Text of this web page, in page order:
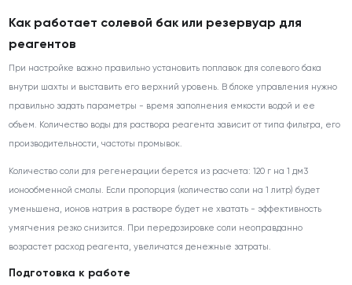
Как работает солевой бак или резервуар для
реагентов
При настройке важно правильно установить поплавок для солевого бака
внутри шахты и выставить его верхний уровень. В блоке управления нужно
правильно задать параметры - время заполнения емкости водой и ее
объем. Количество воды для раствора реагента зависит от типа фильтра, его
производительности, частоты промывок.
Количество соли для регенерации берется из расчета: 120 г на 1 дм3
ионообменной смолы. Если пропорция (количество соли на 1 литр) будет
уменьшена, ионов натрия в растворе будет не хватать - эффективность
умягчения резко снизится. При передозировке соли неоправданно
возрастет расход реагента, увеличатся денежные затраты.
Подготовка к работе